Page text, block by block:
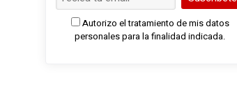
Autorizo el tratamiento de mis datos
personales para la finalidad indicada.